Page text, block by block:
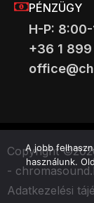
PÉNZÜGY
H-P:
+36 1 899
Copyright ©
-
Adatkezelési
A jobb
használunk.